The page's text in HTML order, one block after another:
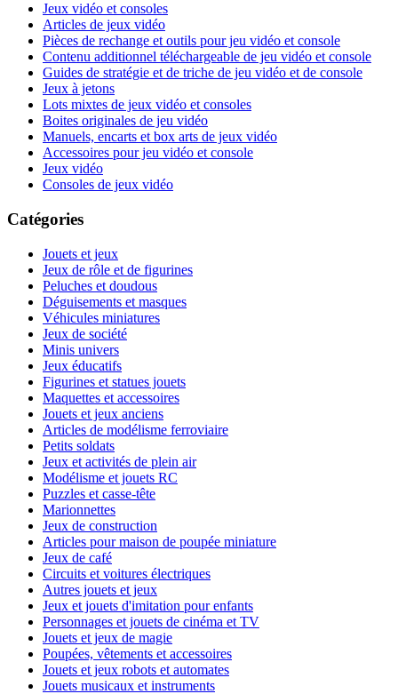
Jeux vidéo et consoles
Articles de jeux vidéo
Pièces de rechange et outils pour jeu vidéo et console
Contenu additionnel téléchargeable de jeu vidéo et console
Guides de stratégie et de triche de jeu vidéo et de console
Jeux à jetons
Lots mixtes de jeux vidéo et consoles
Boites originales de jeu vidéo
Manuels, encarts et box arts de jeux vidéo
Accessoires pour jeu vidéo et console
Jeux vidéo
Consoles de jeux vidéo
Catégories
Jouets et jeux
Jeux de rôle et de figurines
Peluches et doudous
Déguisements et masques
Véhicules miniatures
Jeux de société
Minis univers
Jeux éducatifs
Figurines et statues jouets
Maquettes et accessoires
Jouets et jeux anciens
Articles de modélisme ferroviaire
Petits soldats
Jeux et activités de plein air
Modélisme et jouets RC
Puzzles et casse-tête
Marionnettes
Jeux de construction
Articles pour maison de poupée miniature
Jeux de café
Circuits et voitures électriques
Autres jouets et jeux
Jeux et jouets d'imitation pour enfants
Personnages et jouets de cinéma et TV
Jouets et jeux de magie
Poupées, vêtements et accessoires
Jouets et jeux robots et automates
Jouets musicaux et instruments